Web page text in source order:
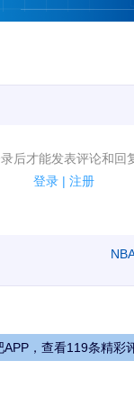
后才能发表评论和回
登录 | 注册
！
APP，查看119条精彩